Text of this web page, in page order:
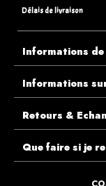
Délais de livraison
Informations de
Informations
Retours &
Que faire si je